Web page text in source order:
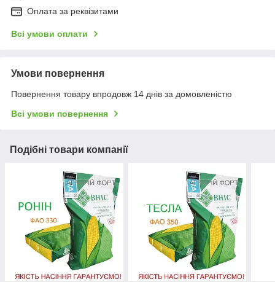
Оплата за реквізитами
Всі умови оплати
Умови повернення
Повернення товару впродовж 14 днів за домовленістю
Всі умови повернення
Подібні товари компанії